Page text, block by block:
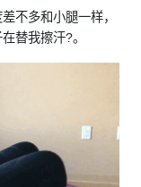
不多和小腿一样，
替我擦汗?。